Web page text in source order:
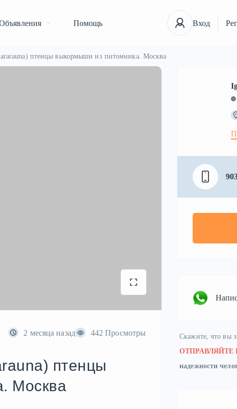
Помощь Вход
птенцы выкормыши из питомника. Москва
2 месяца назад 442 Просмотры
птенцы
Москва
Скажите, что вы
ОТПРАВЛЯЙТЕ
надежности